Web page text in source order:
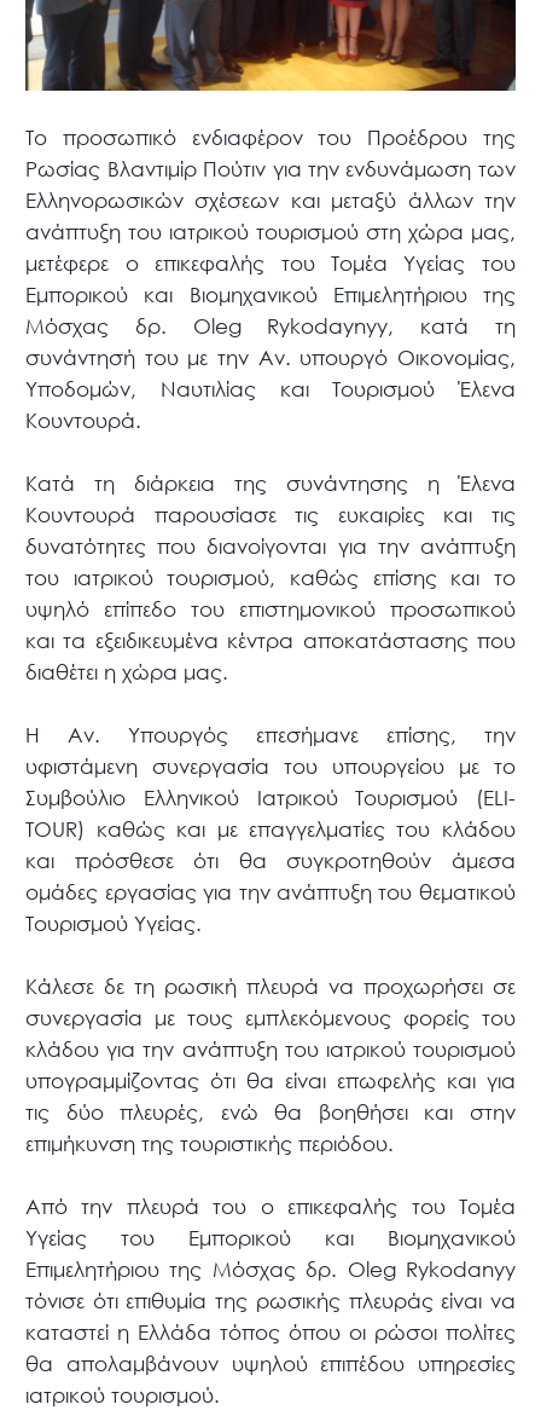
Το προσωπικό ενδιαφέρον του Προέδρου της
Ρωσίας Βλαντιμίρ Πούτιν για την ενδυνάμωση των
Ελληνορωσικών σχέσεων και μεταξύ άλλων την
ανάπτυξη του ιατρικού τουρισμού στη χώρα μας,
μετέφερε ο επικεφαλής του Τομέα Υγείας του
Εμπορικού και Βιομηχανικού Επιμελητήριου της
Μόσχας δρ. Oleg Rykodaynyy, κατά τη
συνάντησή του με την Αν. υπουργό Οικονομίας,
Υποδομών, Ναυτιλίας και Τουρισμού Έλενα
Κουντουρά.
Κατά τη διάρκεια της συνάντησης η Έλενα
Κουντουρά παρουσίασε τις ευκαιρίες και τις
δυνατότητες που διανοίγονται για την ανάπτυξη
του ιατρικού τουρισμού, καθώς επίσης και το
υψηλό επίπεδο του επιστημονικού προσωπικού
και τα εξειδικευμένα κέντρα αποκατάστασης που
διαθέτει η χώρα μας.
Η Αν. Υπουργός επεσήμανε επίσης, την
υφιστάμενη συνεργασία του υπουργείου με το
Συμβούλιο Ελληνικού Ιατρικού Τουρισμού (ELI-
TOUR) καθώς και με επαγγελματίες του κλάδου
και πρόσθεσε ότι θα συγκροτηθούν άμεσα
ομάδες εργασίας για την ανάπτυξη του θεματικού
Τουρισμού Υγείας.
Κάλεσε δε τη ρωσική πλευρά να προχωρήσει σε
συνεργασία με τους εμπλεκόμενους φορείς του
κλάδου για την ανάπτυξη του ιατρικού τουρισμού
υπογραμμίζοντας ότι θα είναι επωφελής και για
τις δύο πλευρές, ενώ θα βοηθήσει και στην
επιμήκυνση της τουριστικής περιόδου.
Από την πλευρά του ο επικεφαλής του Τομέα
Υγείας του Εμπορικού και Βιομηχανικού
Επιμελητήριου της Μόσχας δρ. Oleg Rykodanyy
τόνισε ότι επιθυμία της ρωσικής πλευράς είναι να
καταστεί η Ελλάδα τόπος όπου οι ρώσοι πολίτες
θα απολαμβάνουν υψηλού επιπέδου υπηρεσίες
ιατρικού τουρισμού.